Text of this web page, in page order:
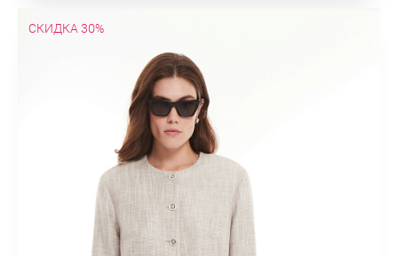
СКИДКА 30%